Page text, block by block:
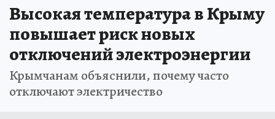
Высокая температура в Крыму
повышает риск новых
отключений электроэнергии
Крымчанам объяснили, почему часто
отключают электричество